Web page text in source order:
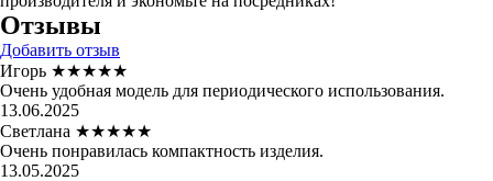
Отзывы
Добавить отзыв
Игорь ★★★★★
Очень удобная модель для периодического использования.
13.06.2025
Светлана ★★★★★
Очень понравилась компактность изделия.
13.05.2025